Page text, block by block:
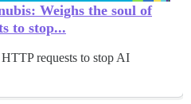
Weighs the soul of
to stop...
requests to stop AI